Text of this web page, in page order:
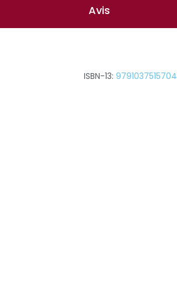
Avis
ISBN-13: 9791037515704